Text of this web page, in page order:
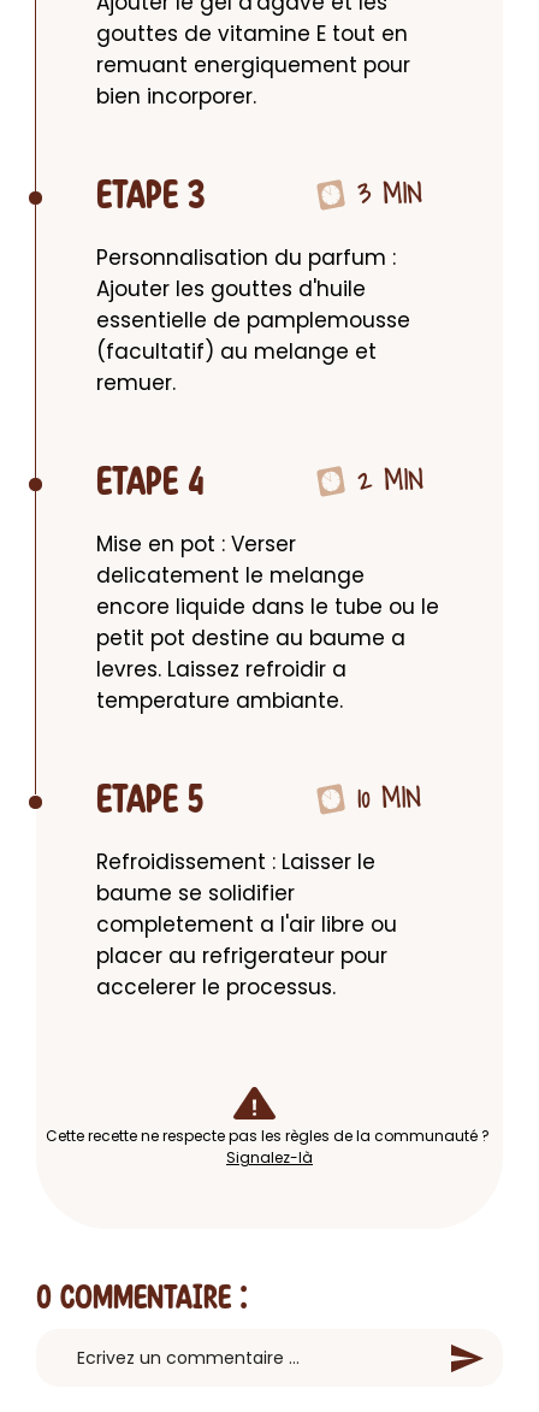
gouttes de vitamine E tout en
remuant energiquement pour
bien incorporer.
ETAPE 3 3 MIN
Personnalisation du parfum :
Ajouter les gouttes d'huile
essentielle de pamplemousse
(facultatif) au melange et
remuer.
ETAPE 4 2 MIN
Mise en pot : Verser
delicatement le melange
encore liquide dans le tube ou le
petit pot destine au baume a
levres. Laissez refroidir a
temperature ambiante.
ETAPE 5 10 MIN
Refroidissement : Laisser le
baume se solidifier
completement a l'air libre ou
placer au refrigerateur pour
accelerer le processus.
Cette recette ne respecte pas les règles de la communauté ?
Signalez-là
0 Commentaire :